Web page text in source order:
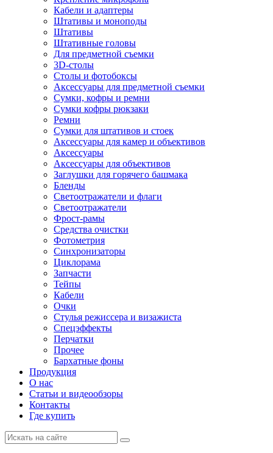
Кабели и адаптеры
Штативы и моноподы
Штативы
Штативные головы
Для предметной съемки
3D-столы
Столы и фотобоксы
Аксессуары для предметной съемки
Сумки, кофры и ремни
Сумки кофры рюкзаки
Ремни
Сумки для штативов и стоек
Аксессуары для камер и объективов
Аксессуары
Аксессуары для объективов
Заглушки для горячего башмака
Бленды
Светоотражатели и флаги
Светоотражатели
Фрост-рамы
Средства очистки
Фотометрия
Синхронизаторы
Циклорама
Запчасти
Тейпы
Кабели
Очки
Стулья режиссера и визажиста
Спецэффекты
Перчатки
Прочее
Бархатные фоны
Продукция
О нас
Статьи и видеообзоры
Контакты
Где купить